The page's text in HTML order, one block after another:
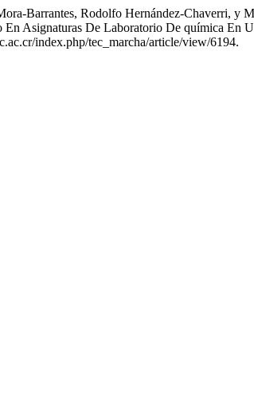
Barrantes, Rodolfo Hernández-Chaverri, y
Asignaturas De Laboratorio De química En
index.php/tec_marcha/article/view/6194.